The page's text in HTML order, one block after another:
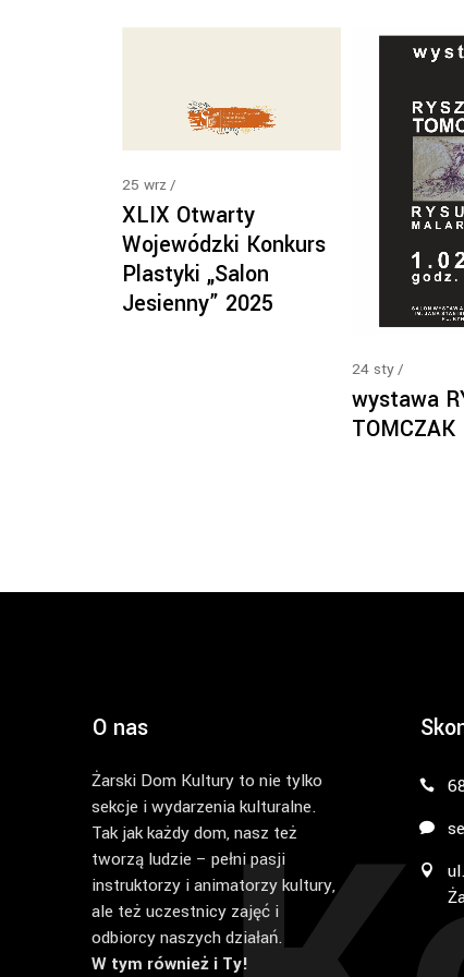
25 wrz
XLIX Otwarty
Wojewódzki Konkurs
Plastyki „Salon
Jesienny” 2025
24 sty
wystawa
TOMCZAK
O nas
Żarski Dom Kultury to nie tylko
sekcje i wydarzenia kulturalne.
Tak jak każdy dom, nasz też
tworzą ludzie – pełni pasji
instruktorzy i animatorzy kultury,
ale też uczestnicy zajęć i
odbiorcy naszych działań.
W tym również i Ty!